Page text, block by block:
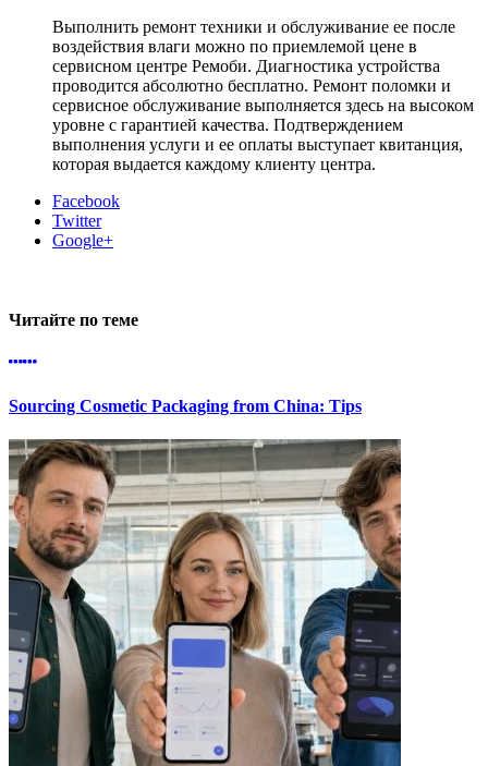
Выполнить ремонт техники и обслуживание ее после
воздействия влаги можно по приемлемой цене в
сервисном центре Ремоби. Диагностика устройства
проводится абсолютно бесплатно. Ремонт поломки и
сервисное обслуживание выполняется здесь на высоком
уровне с гарантией качества. Подтверждением
выполнения услуги и ее оплаты выступает квитанция,
которая выдается каждому клиенту центра.
Facebook
Twitter
Google+
Читайте по теме
Sourcing Cosmetic Packaging from China: Tips